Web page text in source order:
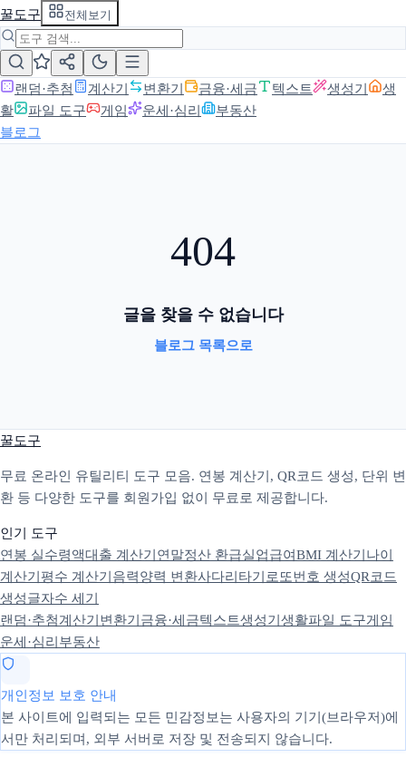
꿀도구 전체보기
랜덤·추첨 계산기 변환기 금융·세금 텍스트 생성기
생
활
파일 도구 게임 운세·심리
부동산
블로그
404
글을 찾을 수 없습니다
블로그 목록으로
꿀도구
무료 온라인 유틸리티 도구 모음. 연봉 계산기, QR코드 생성, 단위 변
환 등 다양한 도구를 회원가입 없이 무료로 제공합니다.
인기 도구
연봉 실수령액대출 계산기 연말정산 환급실업급여BMI 계산기 나이
계산기 평수 계산기 음력양력 변환사다리타기 로또번호 생성QR코드
생성글자수 세기
랜덤·추첨계산기 변환기 금융·세금텍스트생성기 생활파일 도구게임
운세·심리 부동산
개인정보 보호 안내
본 사이트에 입력되는 모든 민감정보는 사용자의 기기(브라우저)에
서만 처리되며, 외부 서버로 저장 및 전송되지 않습니다.